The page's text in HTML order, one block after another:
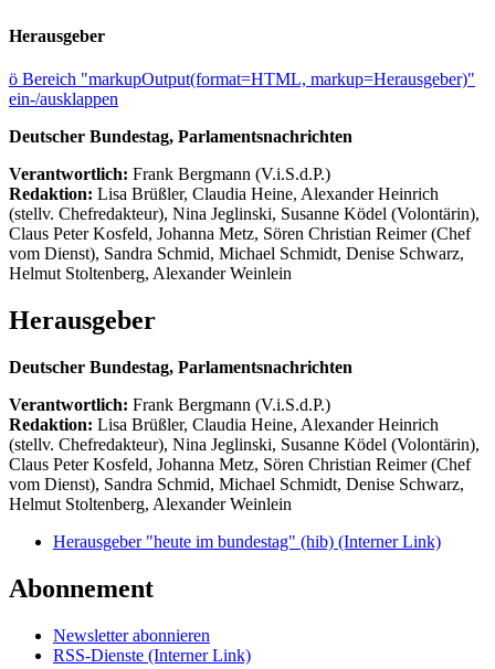
Herausgeber
ö Bereich "markupOutput(format=HTML, markup=Herausgeber)"
ein-/ausklappen
Deutscher Bundestag, Parlamentsnachrichten
Verantwortlich: Frank Bergmann (V.i.S.d.P.)
Redaktion: Lisa Brüßler, Claudia Heine, Alexander Heinrich
(stellv. Chefredakteur), Nina Jeglinski, Susanne Ködel (Volontärin),
Claus Peter Kosfeld, Johanna Metz, Sören Christian Reimer (Chef
vom Dienst), Sandra Schmid, Michael Schmidt, Denise Schwarz,
Helmut Stoltenberg, Alexander Weinlein
Herausgeber
Deutscher Bundestag, Parlamentsnachrichten
Verantwortlich: Frank Bergmann (V.i.S.d.P.)
Redaktion: Lisa Brüßler, Claudia Heine, Alexander Heinrich
(stellv. Chefredakteur), Nina Jeglinski, Susanne Ködel (Volontärin),
Claus Peter Kosfeld, Johanna Metz, Sören Christian Reimer (Chef
vom Dienst), Sandra Schmid, Michael Schmidt, Denise Schwarz,
Helmut Stoltenberg, Alexander Weinlein
Herausgeber "heute im bundestag" (hib) (Interner Link)
Abonnement
Newsletter abonnieren
RSS-Dienste (Interner Link)